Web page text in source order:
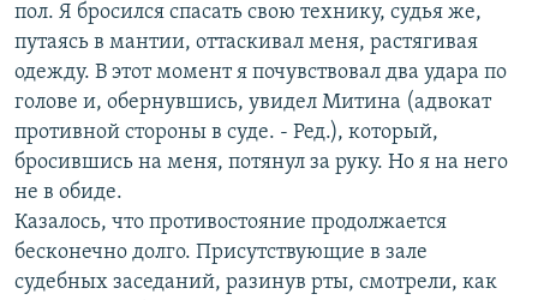
пол. Я бросился спасать свою технику, судья же,
путаясь в мантии, оттаскивал меня, растягивая
одежду. В этот момент я почувствовал два удара по
голове и, обернувшись, увидел Митина (адвокат
противной стороны в суде. - Ред.), который,
бросившись на меня, потянул за руку. Но я на него
не в обиде.
Казалось, что противостояние продолжается
бесконечно долго. Присутствующие в зале
судебных заседаний, разинув рты, смотрели, как